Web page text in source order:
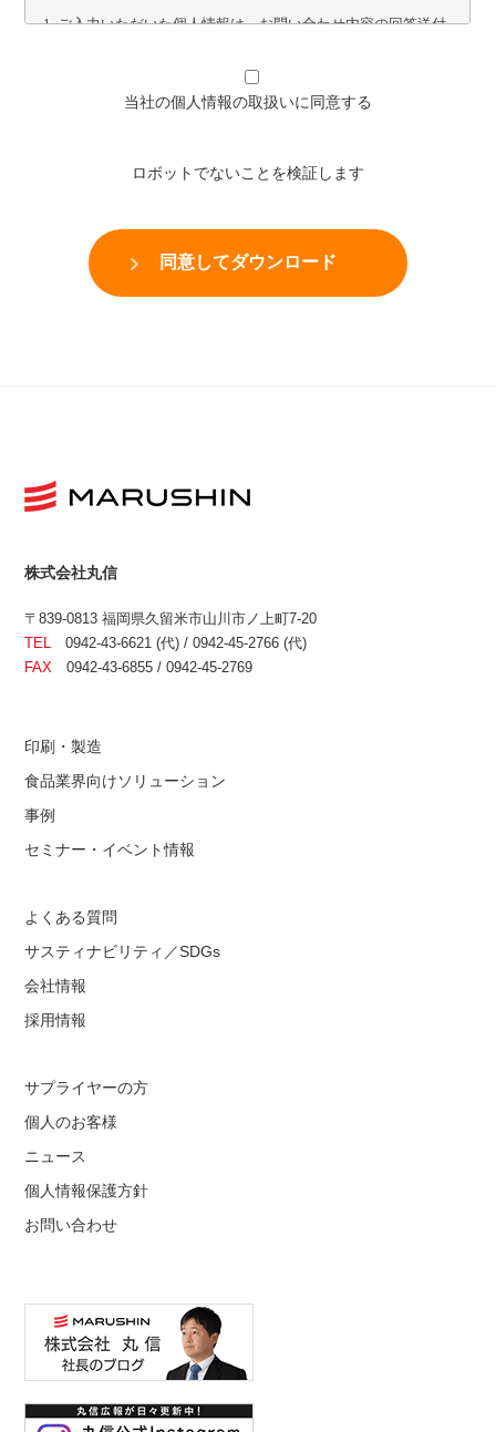
当社の個人情報の取扱いに同意する
ロボットでないことを検証します
株式会社丸信
〒839-0813 福岡県久留米市山川市ノ上町7-20
TEL 0942-43-6621 (代) / 0942-45-2766 (代)
FAX 0942-43-6855 / 0942-45-2769
印刷・製造
食品業界向けソリューション
事例
セミナー・イベント情報
よくある質問
サスティナビリティ／SDGs
会社情報
採用情報
サプライヤーの方
個人のお客様
ニュース
個人情報保護方針
お問い合わせ